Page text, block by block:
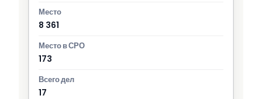
8 361
173
17